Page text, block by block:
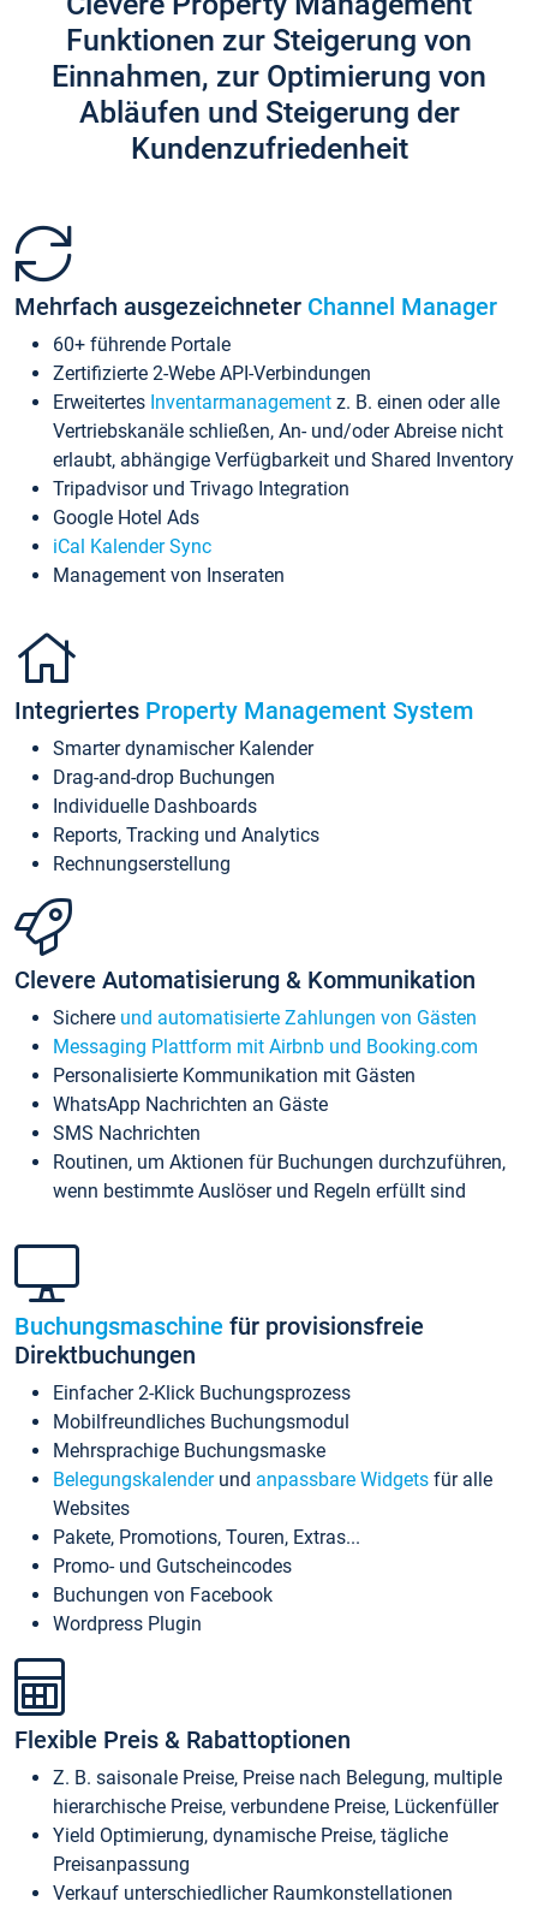
Funktionen zur Steigerung von
Einnahmen, zur Optimierung von
Abläufen und Steigerung der
Kundenzufriedenheit
Mehrfach ausgezeichneter Channel Manager
60+ führende Portale
Zertifizierte 2-Webe API-Verbindungen
Erweitertes Inventarmanagement z. B. einen oder alle
Vertriebskanäle schließen, An- und/oder Abreise nicht
erlaubt, abhängige Verfügbarkeit und Shared Inventory
Tripadvisor und Trivago Integration
Google Hotel Ads
iCal Kalender Sync
Management von Inseraten
Integriertes Property Management System
Smarter dynamischer Kalender
Drag-and-drop Buchungen
Individuelle Dashboards
Reports, Tracking und Analytics
Rechnungserstellung
Clevere Automatisierung & Kommunikation
Sichere und automatisierte Zahlungen von Gästen
Messaging Plattform mit Airbnb und Booking.com
Personalisierte Kommunikation mit Gästen
WhatsApp Nachrichten an Gäste
SMS Nachrichten
Routinen, um Aktionen für Buchungen durchzuführen,
wenn bestimmte Auslöser und Regeln erfüllt sind
Buchungsmaschine für provisionsfreie
Direktbuchungen
Einfacher 2-Klick Buchungsprozess
Mobilfreundliches Buchungsmodul
Mehrsprachige Buchungsmaske
Belegungskalenderund anpassbare Widgets für alle
Websites
Pakete, Promotions, Touren, Extras...
Promo- und Gutscheincodes
Buchungen von Facebook
Wordpress Plugin
Flexible Preis & Rabattoptionen
Z. B. saisonale Preise, Preise nach Belegung, multiple
hierarchische Preise, verbundene Preise, Lückenfüller
Yield Optimierung, dynamische Preise, tägliche
Preisanpassung
Verkauf unterschiedlicher Raumkonstellationen